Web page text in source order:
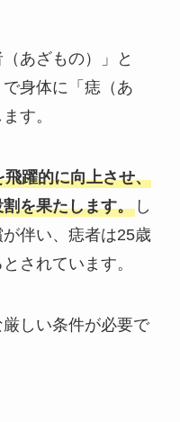
あざもの）」と
身体に「痣（あ
す。
躍的に向上させ、
を果たします。し
伴い、痣者は25歳
されています。
しい条件が必要で